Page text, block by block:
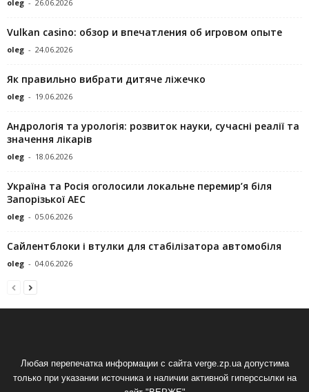
oleg - 26.06.2026
Vulkan casino: обзор и впечатления об игровом опыте
oleg - 24.06.2026
Як правильно вибрати дитяче ліжечко
oleg - 19.06.2026
Андрологія та урологія: розвиток науки, сучасні реалії та
значення лікарів
oleg - 18.06.2026
Україна та Росія оголосили локальне перемир’я біля
Запорізької АЕС
oleg - 05.06.2026
Сайлентблоки і втулки для стабілізатора автомобіля
oleg - 04.06.2026
Любая перепечатка информации с сайта verge.zp.ua допустима
только при указании источника и наличии активной гиперссылки на